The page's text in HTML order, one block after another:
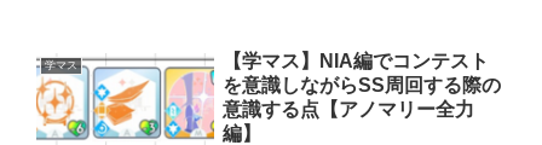
学マス
【学マス】NIA編でコンテスト
を意識しながらSS周回する際の
意識する点【アノマリー全力
編】